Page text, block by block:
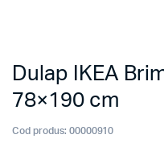
Dulap IKEA
78×190 cm
Cod produs: 00000910